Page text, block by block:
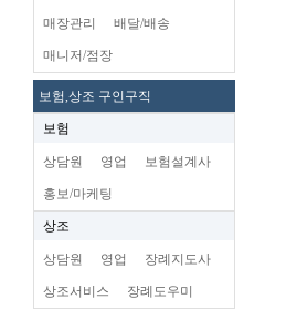
매장관리 배달/배송
매니저/점장
보험,상조 구인구직
보험
상담원 영업 보험설계사
홍보/마케팅
상조
상담원 영업 장례지도사
상조서비스 장례도우미